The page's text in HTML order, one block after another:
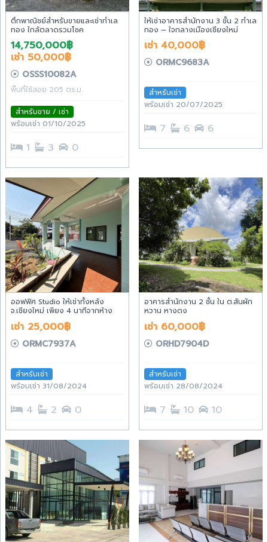
ตึกพาณิชย์สำหรับขายและเช่าทำเล
ทอง ใกล้ตลาดรวมโชค
14,750,000฿
เช่า 50,000฿
OSSS10082A
พื้นที่ใช้สอย 205 ตร.ม.
สำหรับขาย / เช่า
พร้อมเช่า 01/10/2025
1 3 0
ให้เช่าอาคารสำนักงาน 3 ชั้น 2 ทำเล
ทอง – ใจกลางเมืองเชียงใหม่
พร้อมที่จอดรถ และแอร์ทุกห้อง
เหมาะสำหรับ: ออฟฟิศ | สำนักงาน |
บริษัท | คลินิก | โคเวิร์กกิ้ง | สตูดิ
โอ | โชว์รูม | ร้านกาแฟ
เช่า 40,000฿
ORMC9683A
สำหรับเช่า
พร้อมเช่า 20/07/2025
7 6 6
ออฟฟิศ Studio ให้เช่าทั้งหลัง
จ.เชียงใหม่ เพียง 4 นาทีจากห้าง
เมญ่า
เช่า 25,000฿
ORMC7937A
สำหรับเช่า
พร้อมเช่า 31/08/2024
4 2 0
อาคารสำนักงาน 2 ชั้น ใน ต.สันผัก
หวาน หางดง
เช่า 60,000฿
ORHD7904D
สำหรับเช่า
พร้อมเช่า 28/08/2024
7 10 10